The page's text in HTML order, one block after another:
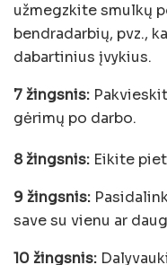
užmegzkite smulkų
bendradarbių, pvz.,
dabartinius įvykius.
7 žingsnis:
gėrimų po darbo.
8 žingsnis: Eikite
9 žingsnis:
save su vienu ar
10 žingsnis: